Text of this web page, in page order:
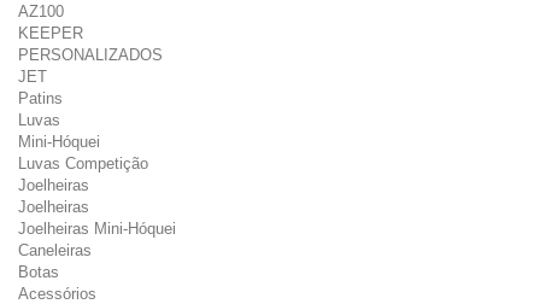
AZ100
KEEPER
PERSONALIZADOS
JET
Patins
Luvas
Mini-Hóquei
Luvas Competição
Joelheiras
Joelheiras
Joelheiras Mini-Hóquei
Caneleiras
Botas
Acessórios